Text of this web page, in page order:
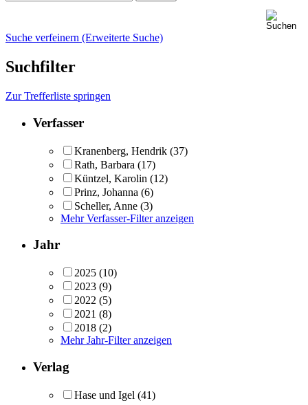
Suche verfeinern (Erweiterte Suche)
Suchfilter
Zur Trefferliste springen
Verfasser
Kranenberg, Hendrik (37)
Rath, Barbara (17)
Küntzel, Karolin (12)
Prinz, Johanna (6)
Scheller, Anne (3)
Mehr Verfasser-Filter anzeigen
Jahr
2025 (10)
2023 (9)
2022 (5)
2021 (8)
2018 (2)
Mehr Jahr-Filter anzeigen
Verlag
Hase und Igel (41)